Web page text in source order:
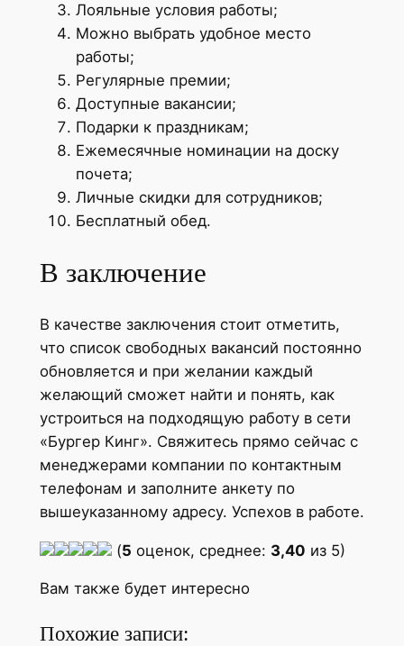
Лояльные условия работы;
Можно выбрать удобное место
работы;
Регулярные премии;
Доступные вакансии;
Подарки к праздникам;
Ежемесячные номинации на доску
почета;
Личные скидки для сотрудников;
Бесплатный обед.
В заключение
В качестве заключения стоит отметить,
что список свободных вакансий постоянно
обновляется и при желании каждый
желающий сможет найти и понять, как
устроиться на подходящую работу в сети
«Бургер Кинг». Свяжитесь прямо сейчас с
менеджерами компании по контактным
телефонам и заполните анкету по
вышеуказанному адресу. Успехов в работе.
(5 оценок, среднее: 3,40 из 5)
Вам также будет интересно
Похожие записи: